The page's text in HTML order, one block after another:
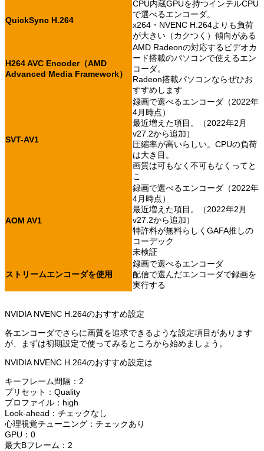
QuickSync H.264
CPU内蔵GPUを持つインテルCPU
で選べるエンコーダ。
x264・NVENC H.264よりも負荷
が大きい（カクつく）傾向がある
H264 AVC Encoder（AMD
Advanced Media Framework）
AMD Radeonの対応するビデオカ
ード搭載のパソコンで使えるエン
コーダ。
Radeon搭載パソコンならぜひお
すすめします
SVT-AV1
録画で選べるエンコーダ（2022年
4月時点）
最近増えた項目。（2022年2月
v27.2から追加）
圧縮率が高いらしい。CPUの負荷
は大き目。
画質は可もなく不可もなくってと
こ
AOM AV1
録画で選べるエンコーダ（2022年
4月時点）
最近増えた項目。（2022年2月
v27.2から追加）
特許料が無料らしくGAFA推しの
コーデック
未検証
ストリームエンコーダを使用
録画で選べるエンコーダ
配信で選んだエンコーダで録画を
実行する
NVIDIA NVENC H.264のおすすめ設定
各エンコーダでさらに画質を追求できるような設定項目があります
が、まずは初期設定で使ってみるところから始めましょう。
NVIDIA NVENC H.264のおすすめ設定は
キーフレーム間隔：2
プリセット：Quality
プロファイル：high
Look-ahead：チェックなし
心理視覚チューニング：チェックあり
GPU：0
最大Bフレーム：2